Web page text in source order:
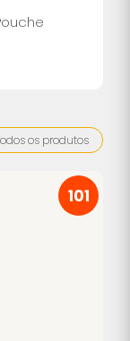
os produtos
101